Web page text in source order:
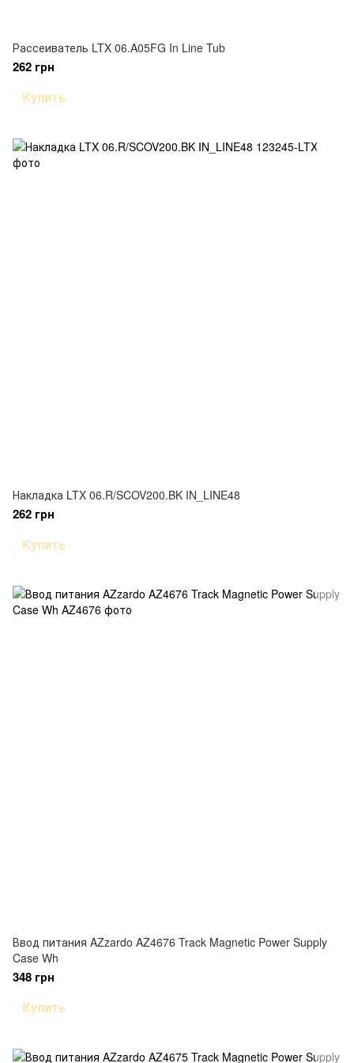
Рассеиватель LTX 06.A05FG In Line Tub
262 грн
Купить
Накладка LTX 06.R/SCOV200.BK IN_LINE48
262 грн
Купить
Ввод питания AZzardo AZ4676 Track Magnetic Power Supply
Case Wh
348 грн
Купить